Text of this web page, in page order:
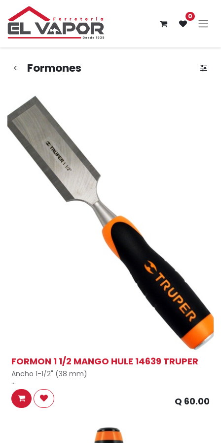
0
Formones
FORMON 1 1/2 MANGO HULE 14639 TRUPER
Ancho 1-1/2" (38 mm)
Largo de hoja 100 mm
Fabricado en acero al cromo vanadio 2x más resistente
al desgaste y mayor durabilidad de filo
Mango ergonómico con apoyo para el pulgar, para un
mejor control y comodidad
Q 60.00